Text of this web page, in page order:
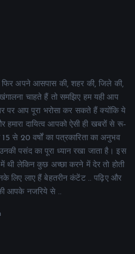
अपने आसपास की, शहर की, जिले की,
चाहते हैं तो समझिए हम यही आप
पर आप पूरा भरोसा कर सकते हैं क्योंकि ये
हमारा दायित्व आपको ऐसी ही खबरों से रू-
से 20 वर्षों का पत्रकारिता का अनुभव
पसंद का पूरा ध्यान रखा जाता है। इस
थी लेकिन कुछ अच्छा करने में देर तो होती
लिए लाए हैं बेहतरीन कंटेंट .. पढ़िए और
आपके नजरिये से ..